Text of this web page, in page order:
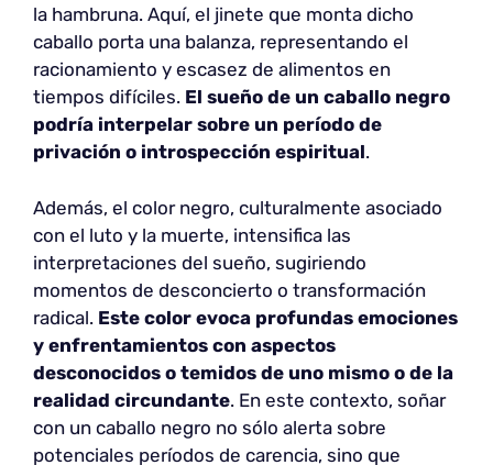
la hambruna. Aquí, el jinete que monta dicho
caballo porta una balanza, representando el
racionamiento y escasez de alimentos en
tiempos difíciles. El sueño de un caballo negro
podría interpelar sobre un período de
privación o introspección espiritual.
Además, el color negro, culturalmente asociado
con el luto y la muerte, intensifica las
interpretaciones del sueño, sugiriendo
momentos de desconcierto o transformación
radical. Este color evoca profundas emociones
y enfrentamientos con aspectos
desconocidos o temidos de uno mismo o de la
realidad circundante. En este contexto, soñar
con un caballo negro no sólo alerta sobre
potenciales períodos de carencia, sino que